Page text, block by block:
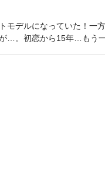
モデルになっていた！一
…。初恋から15年…もう